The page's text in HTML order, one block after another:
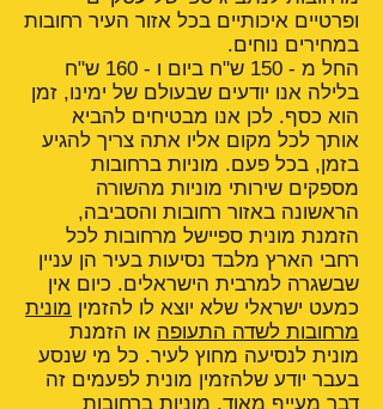
ופרטיים איכותיים בכל אזור העיר רחובות
במחירים נוחים.
החל מ - 150 ש"ח ביום ו - 160 ש"ח
בלילה אנו יודעים שבעולם של ימינו, זמן
הוא כסף. לכן אנו מבטיחים להביא
אותך לכל מקום אליו אתה צריך להגיע
בזמן, בכל פעם. מוניות ברחובות
מספקים שירותי מוניות מהשורה
הראשונה באזור רחובות והסביבה,
הזמנת מונית ספיישל מרחובות לכל
רחבי הארץ מלבד נסיעות בעיר הן עניין
שבשגרה למרבית הישראלים. כיום אין
כמעט ישראלי שלא יוצא לו להזמין מונית
מרחובות לשדה התעופה או הזמנת
מונית לנסיעה מחוץ לעיר. כל מי שנסע
בעבר יודע שלהזמין מונית לפעמים זה
דבר מעייף מאוד, מוניות ברחובות